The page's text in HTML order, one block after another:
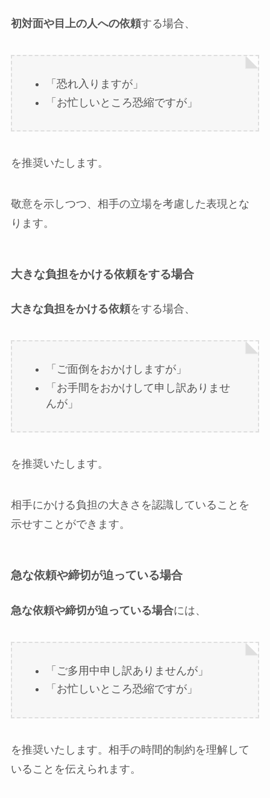
初対面や目上の人への依頼する場合、
「恐れ入りますが」
「お忙しいところ恐縮ですが」
を推奨いたします。
敬意を示しつつ、相手の立場を考慮した表現とな
ります。
大きな負担をかける依頼をする場合
大きな負担をかける依頼をする場合、
「ご面倒をおかけしますが」
「お手間をおかけして申し訳ありませ
んが」
を推奨いたします。
相手にかける負担の大きさを認識していることを
示せすことができます。
急な依頼や締切が迫っている場合
急な依頼や締切が迫っている場合には、
「ご多用中申し訳ありませんが」
「お忙しいところ恐縮ですが」
を推奨いたします。相手の時間的制約を理解して
いることを伝えられます。